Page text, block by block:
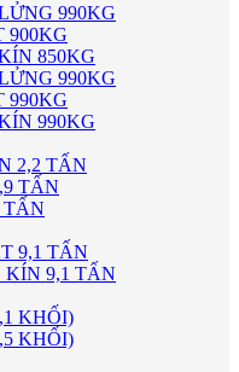
990KG
900KG
850KG
990KG
990KG
990KG
2,2 TẤN
TẤN
TẤN
9,1 TẤN
KÍN 9,1 TẤN
KHỐI)
KHỐI)